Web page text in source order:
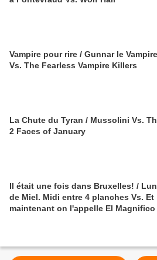
Vampire pour rire / Gunnar le Vampire
Vs. The Fearless Vampire Killers
La Chute du Tyran / Mussolini Vs. The
2 Faces of January
Il était une fois dans Bruxelles! / Lune
de Miel. Midi entre 4 planches Vs. Et
maintenant on l'appelle El Magnifico